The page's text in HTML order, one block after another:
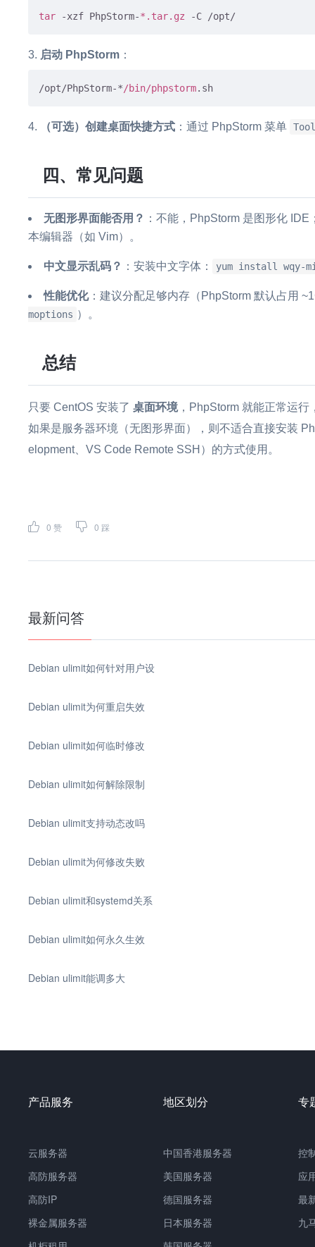
tar -xzf PhpStorm-*.tar.gz
启动 PhpStorm ：
/opt/PhpStorm-*/bin/phpstorm
（可选）创建桌面快捷方式 ：通过 PhpStorm 菜单
四、常见问题
无图形界面能否用？ ：不能，PhpStorm 是图形化
本编辑器（如 Vim）。
中文显示乱码？ ：安装中文字体： yum install wqy-
性能优化：建议分配足够内存（PhpStorm 默认占用
moptions ）。
总结
只要 CentOS 安装了 桌面环境，PhpStorm 就能正常运行
如果是服务器环境（无图形界面），则不适合直接安装
elopment、VS Code Remote SSH）的方式使用。
0 赞 0 踩
最新问答
Debian ulimit如何针对用户设
Debian ulimit为何重启失效
Debian ulimit如何临时修改
Debian ulimit如何解除限制
Debian ulimit支持动态改吗
Debian ulimit为何修改失败
Debian ulimit和systemd关系
Debian ulimit如何永久生效
Debian ulimit能调多大
产品服务
云服务器
高防服务器
高防IP
裸金属服务器
地区划分
中国香港服务器
美国服务器
德国服务器
日本服务器
专
控
应
最
九